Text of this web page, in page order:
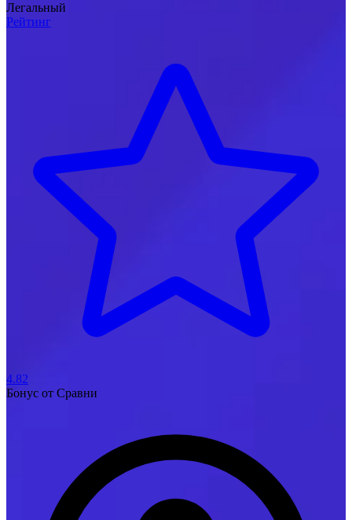
Легальный
Рейтинг
4.82
Бонус от Сравни